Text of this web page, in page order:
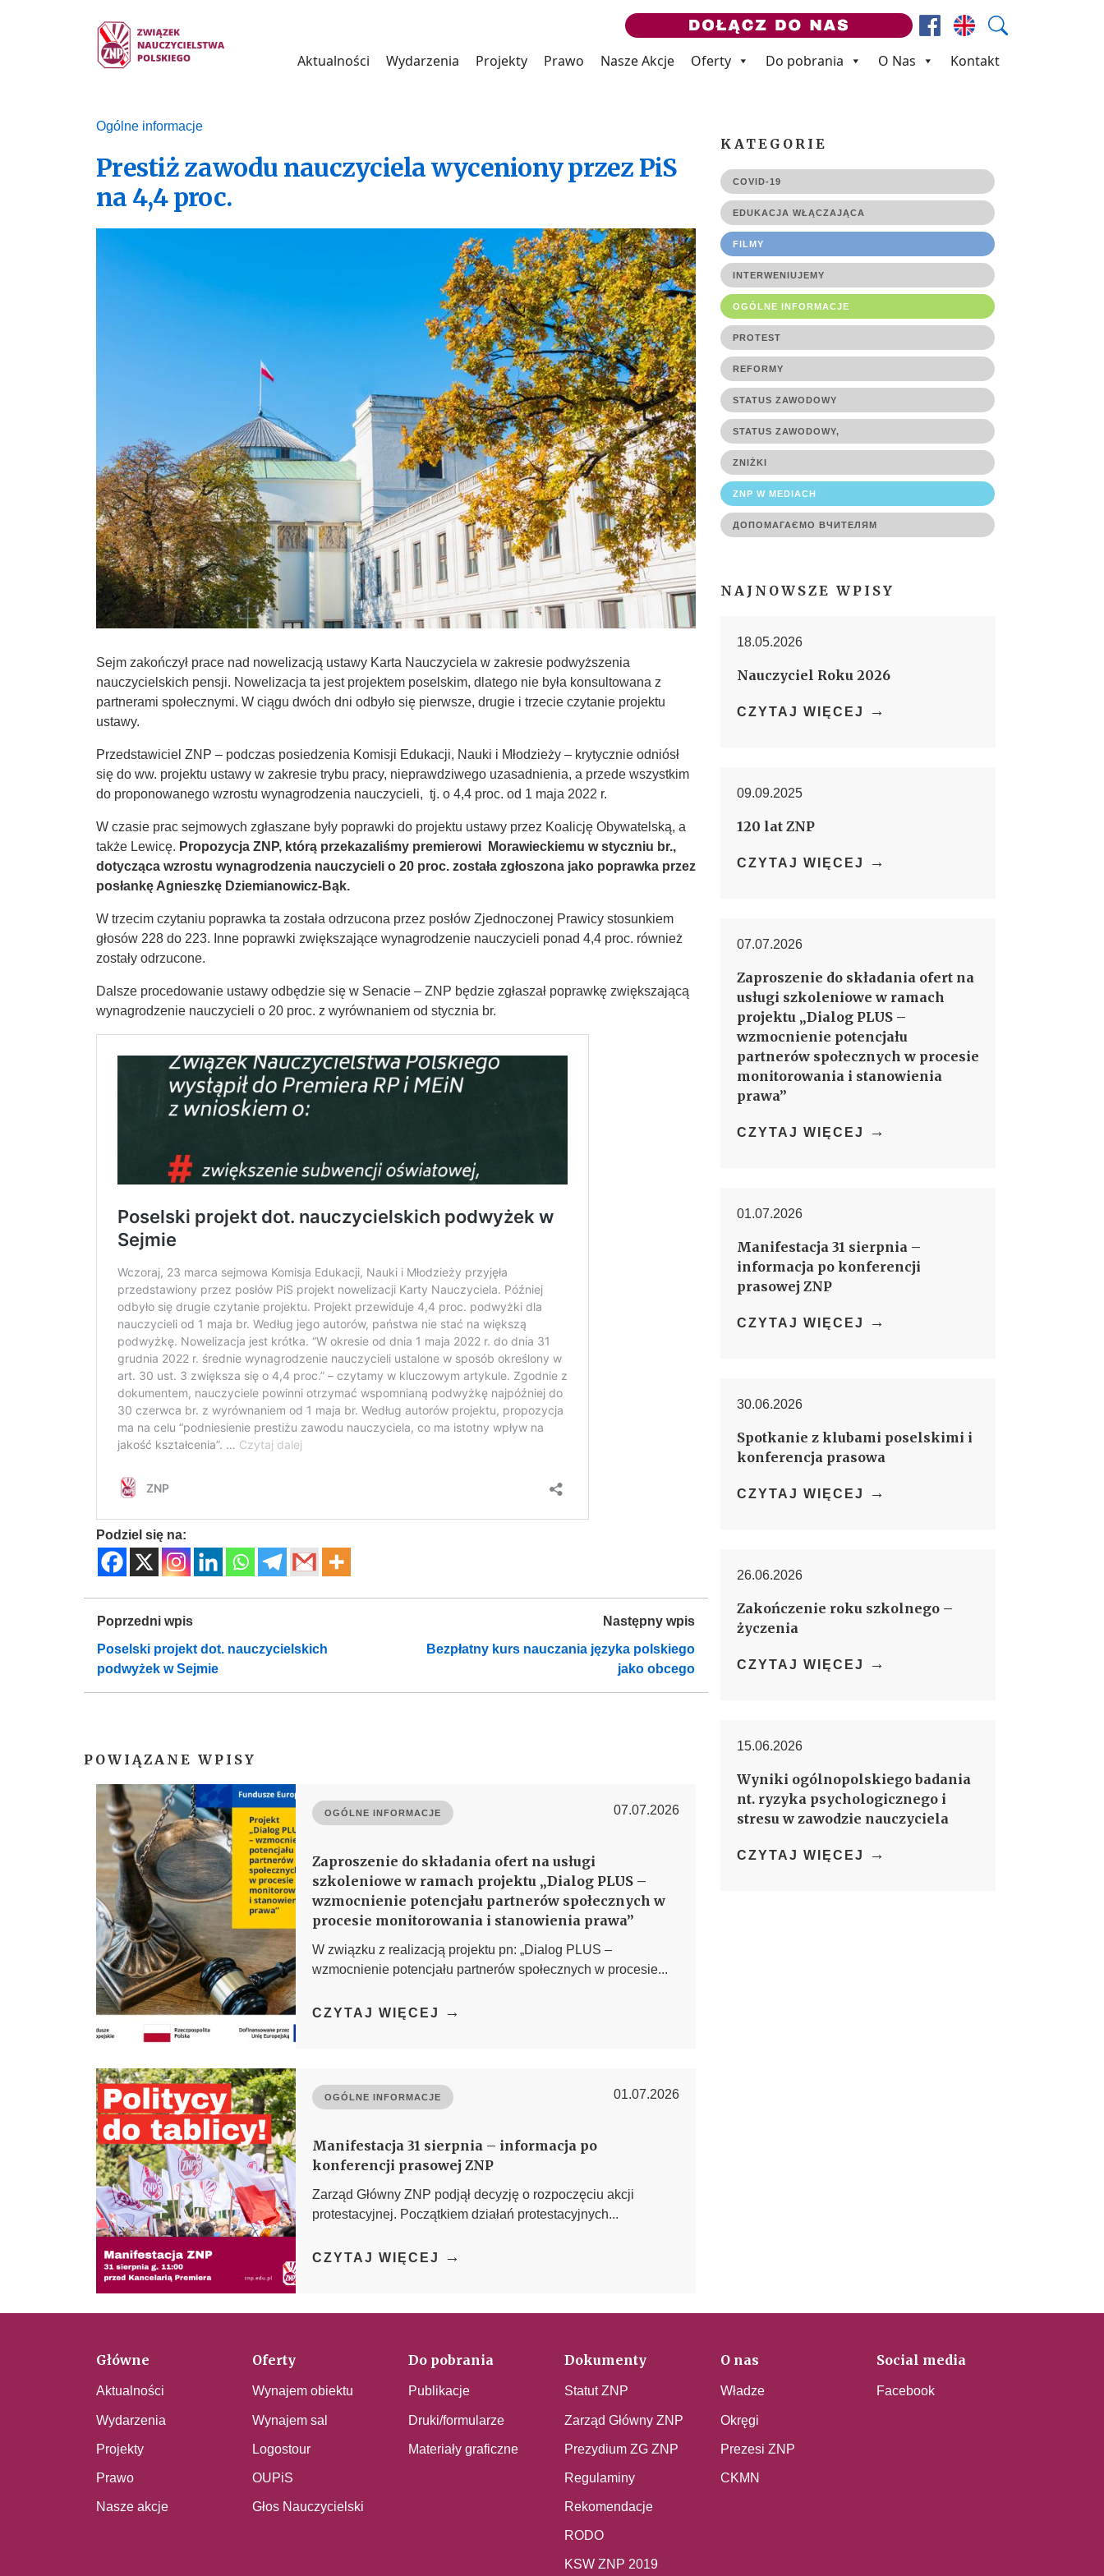
FacebookPrezes ZNP
Wyszukaj
Aktualności Wydarzenia Projekty Prawo Nasze Akcje Oferty Do pobrania O Nas Kontakt
Ogólne informacje
Prestiż zawodu nauczyciela wyceniony przez PiS
na 4,4 proc.
Sejm zakończył prace nad nowelizacją ustawy Karta Nauczyciela w zakresie podwyższenia
nauczycielskich pensji. Nowelizacja ta jest projektem poselskim, dlatego nie była konsultowana z
partnerami społecznymi. W ciągu dwóch dni odbyło się pierwsze, drugie i trzecie czytanie projektu
ustawy.
Przedstawiciel ZNP – podczas posiedzenia Komisji Edukacji, Nauki i Młodzieży – krytycznie odniósł
się do ww. projektu ustawy w zakresie trybu pracy, nieprawdziwego uzasadnienia, a przede wszystkim
do proponowanego wzrostu wynagrodzenia nauczycieli, tj. o 4,4 proc. od 1 maja 2022 r.
W czasie prac sejmowych zgłaszane były poprawki do projektu ustawy przez Koalicję Obywatelską, a
także Lewicę. Propozycja ZNP, którą przekazaliśmy premierowi Morawieckiemu w styczniu br.,
dotycząca wzrostu wynagrodzenia nauczycieli o 20 proc. została zgłoszona jako poprawka przez
posłankę Agnieszkę Dziemianowicz-Bąk.
W trzecim czytaniu poprawka ta została odrzucona przez posłów Zjednoczonej Prawicy stosunkiem
głosów 228 do 223. Inne poprawki zwiększające wynagrodzenie nauczycieli ponad 4,4 proc. również
zostały odrzucone.
Dalsze procedowanie ustawy odbędzie się w Senacie – ZNP będzie zgłaszał poprawkę zwiększającą
wynagrodzenie nauczycieli o 20 proc. z wyrównaniem od stycznia br.
Podziel się na:
Poprzedni wpis
Poselski projekt dot. nauczycielskich
podwyżek w Sejmie
Następny wpis
Bezpłatny kurs nauczania języka polskiego
jako obcego
POWIĄZANE WPISY
OGÓLNE INFORMACJE 07.07.2026
Zaproszenie do składania ofert na usługi
szkoleniowe w ramach projektu „Dialog PLUS –
wzmocnienie potencjału partnerów społecznych w
procesie monitorowania i stanowienia prawa”
W związku z realizacją projektu pn: „Dialog PLUS –
wzmocnienie potencjału partnerów społecznych w procesie...
CZYTAJ WIĘCEJ →
OGÓLNE INFORMACJE 01.07.2026
Manifestacja 31 sierpnia – informacja po
konferencji prasowej ZNP
Zarząd Główny ZNP podjął decyzję o rozpoczęciu akcji
protestacyjnej. Początkiem działań protestacyjnych...
CZYTAJ WIĘCEJ →
KATEGORIE
COVID-19
EDUKACJA WŁĄCZAJĄCA
FILMY
INTERWENIUJEMY
OGÓLNE INFORMACJE
PROTEST
REFORMY
STATUS ZAWODOWY
STATUS ZAWODOWY,
ZNIŻKI
ZNP W MEDIACH
ДОПОМАГАЄМО ВЧИТЕЛЯМ
NAJNOWSZE WPISY
18.05.2026
Nauczyciel Roku 2026
CZYTAJ WIĘCEJ →
09.09.2025
120 lat ZNP
CZYTAJ WIĘCEJ →
07.07.2026
Zaproszenie do składania ofert na
usługi szkoleniowe w ramach
projektu „Dialog PLUS –
wzmocnienie potencjału
partnerów społecznych w procesie
monitorowania i stanowienia
prawa”
CZYTAJ WIĘCEJ →
01.07.2026
Manifestacja 31 sierpnia –
informacja po konferencji
prasowej ZNP
CZYTAJ WIĘCEJ →
30.06.2026
Spotkanie z klubami poselskimi i
konferencja prasowa
CZYTAJ WIĘCEJ →
26.06.2026
Zakończenie roku szkolnego –
życzenia
CZYTAJ WIĘCEJ →
15.06.2026
Wyniki ogólnopolskiego badania
nt. ryzyka psychologicznego i
stresu w zawodzie nauczyciela
CZYTAJ WIĘCEJ →
Główne
Aktualności
Wydarzenia
Projekty
Prawo
Nasze akcje
Oferty
Wynajem obiektu
Wynajem sal
Logostour
OUPiS
Głos Nauczycielski
Do pobrania
Publikacje
Druki/formularze
Materiały graficzne
Dokumenty
Statut ZNP
Zarząd Główny ZNP
Prezydium ZG ZNP
Regulaminy
Rekomendacje
RODO
KSW ZNP 2019
O nas
Władze
Okręgi
Prezesi ZNP
CKMN
Social media
Facebook